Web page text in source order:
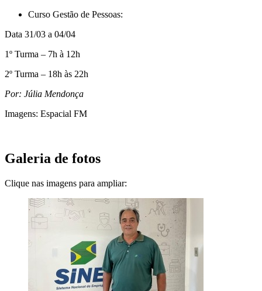
Curso Gestão de Pessoas:
Data 31/03 a 04/04
1º Turma – 7h à 12h
2º Turma – 18h às 22h
Por: Júlia Mendonça
Imagens: Espacial FM
Galeria de fotos
Clique nas imagens para ampliar: